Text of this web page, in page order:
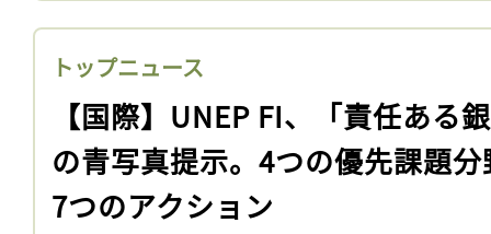
トップニュース
【国際】UNEP FI、「責任ある
の青写真提示。4つの優先課題分
7つのアクション